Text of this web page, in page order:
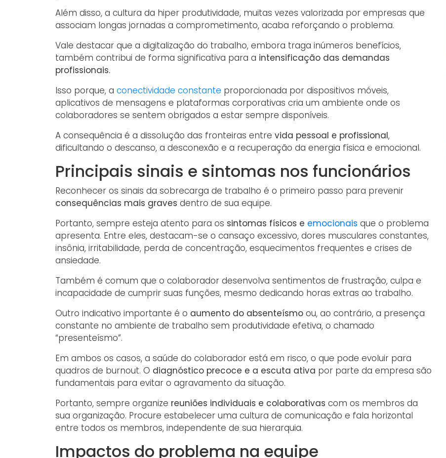
Além disso, a cultura da hiper produtividade, muitas vezes valorizada por empresas que
associam longas jornadas a comprometimento, acaba reforçando o problema.
Vale destacar que a digitalização do trabalho, embora traga inúmeros benefícios,
também contribui de forma significativa para a intensificação das demandas
profissionais.
Isso porque, a conectividade constante proporcionada por dispositivos móveis,
aplicativos de mensagens e plataformas corporativas cria um ambiente onde os
colaboradores se sentem obrigados a estar sempre disponíveis.
A consequência é a dissolução das fronteiras entre vida pessoal e profissional,
dificultando o descanso, a desconexão e a recuperação da energia física e emocional.
Principais sinais e sintomas nos funcionários
Reconhecer os sinais da sobrecarga de trabalho é o primeiro passo para prevenir
consequências mais graves dentro de sua equipe.
Portanto, sempre esteja atento para os sintomas físicos e emocionais que o problema
apresenta. Entre eles, destacam-se o cansaço excessivo, dores musculares constantes,
insônia, irritabilidade, perda de concentração, esquecimentos frequentes e crises de
ansiedade.
Também é comum que o colaborador desenvolva sentimentos de frustração, culpa e
incapacidade de cumprir suas funções, mesmo dedicando horas extras ao trabalho.
Outro indicativo importante é o aumento do absenteísmo ou, ao contrário, a presença
constante no ambiente de trabalho sem produtividade efetiva, o chamado
“presenteísmo”.
Em ambos os casos, a saúde do colaborador está em risco, o que pode evoluir para
quadros de burnout. O diagnóstico precoce e a escuta ativa por parte da empresa são
fundamentais para evitar o agravamento da situação.
Portanto, sempre organize reuniões individuais e colaborativas com os membros da
sua organização. Procure estabelecer uma cultura de comunicação e fala horizontal
entre todos os membros, independente de sua hierarquia.
Impactos do problema na equipe